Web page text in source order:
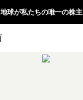
地球が私たちの唯一の株主